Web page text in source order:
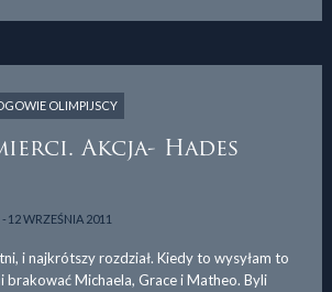
OLIMPIJSCY
Akcja- Hades
12 WRZEŚNIA 2011
i najkrótszy rozdział. Kiedy to wysyłam to
brakować Michaela, Grace i Matheo. Byli